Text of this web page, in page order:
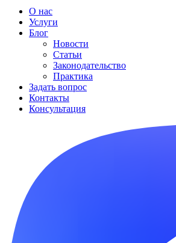
О нас
Услуги
Блог
Новости
Статьи
Законодательство
Практика
Задать вопрос
Контакты
Консультация